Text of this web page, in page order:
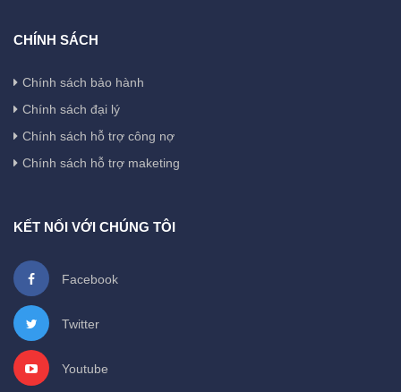
CHÍNH SÁCH
Chính sách bảo hành
Chính sách đại lý
Chính sách hỗ trợ công nợ
Chính sách hỗ trợ maketing
KẾT NỐI VỚI CHÚNG TÔI
Facebook
Twitter
Youtube